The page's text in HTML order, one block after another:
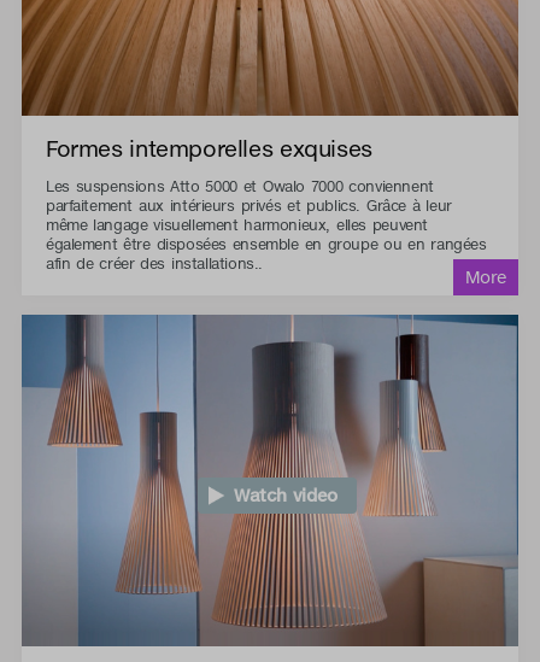
Formes intemporelles exquises
Les suspensions Atto 5000 et Owalo 7000 conviennent
parfaitement aux intérieurs privés et publics. Grâce à leur
même langage visuellement harmonieux, elles peuvent
également être disposées ensemble en groupe ou en rangées
afin de créer des installations..
Watch video